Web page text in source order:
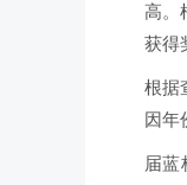
高。
获得
根据
因年
届蓝